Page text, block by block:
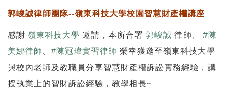
郭峻誠律師團隊--嶺東科技大學校園智慧財產權講座
感謝 嶺東科技大學 邀請，本所合署 郭峻誠 律師、 #陳
美娜律師
#陳冠瑋實習律師 榮幸獲邀至嶺東科技大學
與校內老師及教職員分享智慧財產權訴訟實務經驗，講
授執業上的智財訴訟經驗，教學相長~